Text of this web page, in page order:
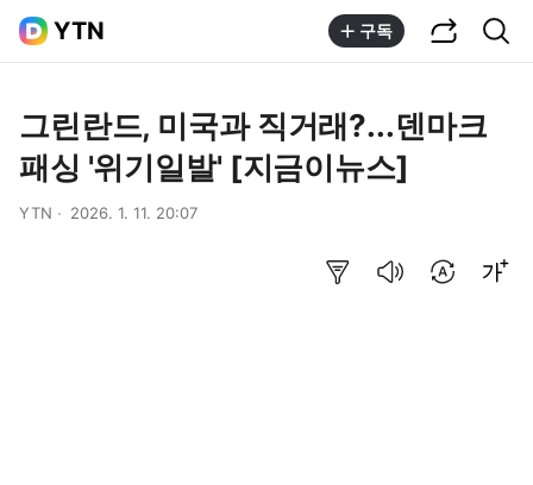
YTN 구독
그린란드, 미국과 직거래?...덴마크
패싱 '위기일발' [지금이뉴스]
YTN 2026. 1. 11. 20:07